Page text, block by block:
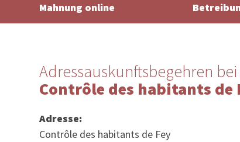
Mahnung online
Adressauskunftsbegehren
Contrôle des habitants de
Adresse:
Contrôle des habitants de Fey